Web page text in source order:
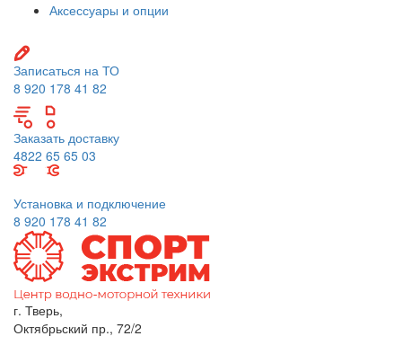
Аксессуары и опции
Записаться на ТО
8 920 178 41 82
Заказать доставку
4822 65 65 03
Установка и подключение
8 920 178 41 82
г. Тверь,
Октябрьский пр., 72/2